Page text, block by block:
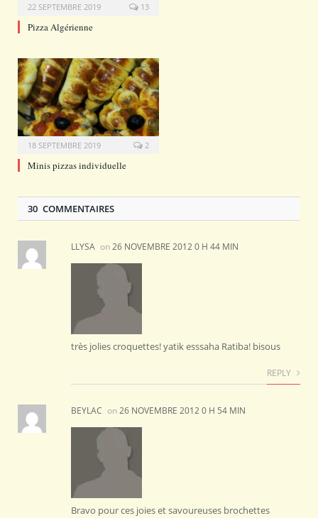
22 SEPTEMBRE 2019 13
Pizza Algérienne
18 SEPTEMBRE 2019 2
Minis pizzas individuelle
30 COMMENTAIRES
LLYSA on26 NOVEMBRE 2012 0 H 44 MIN
très jolies croquettes! yatik esssaha Ratiba! bisous
REPLY
BEYLAC on26 NOVEMBRE 2012 0 H 54 MIN
Bravo pour ces joies et savoureuses brochettes